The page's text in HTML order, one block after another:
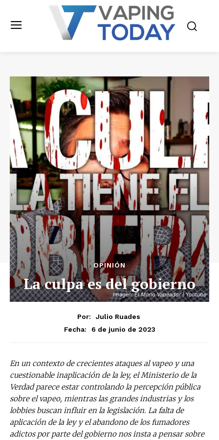
Imagen: El Mono Vapeador | Youtube
OPINIÓN
La culpa es del gobierno
Por:
Julio Ruades
Fecha:
6 de junio de 2023
En un contexto de crecientes ataques al vapeo y una
cuestionable inaplicación de la ley, el Ministerio de la
Verdad parece estar controlando la percepción pública
sobre el vapeo, mientras las grandes industrias y los
lobbies buscan influir en la legislación. La falta de
aplicación de la ley y el abandono de los fumadores
adictos por parte del gobierno nos insta a pensar sobre